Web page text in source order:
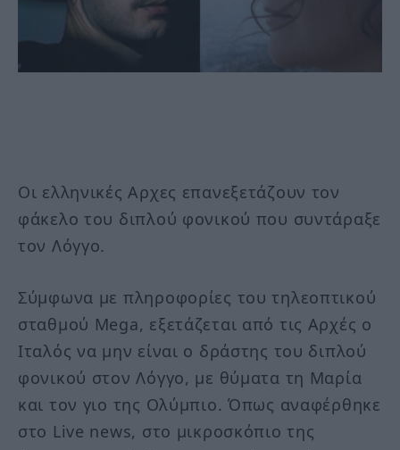
Οι ελληνικές Αρχες επανεξετάζουν τον
φάκελο του διπλού φονικού που συντάραξε
τον Λόγγο.
Σύμφωνα με πληροφορίες του τηλεοπτικού
σταθμού Mega, εξετάζεται από τις Αρχές ο
Ιταλός να μην είναι ο δράστης του διπλού
φονικού στον Λόγγο, με θύματα τη Μαρία
και τον γιο της Ολύμπιο. Όπως αναφέρθηκε
στο Live news, στο μικροσκόπιο της